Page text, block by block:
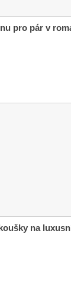
pro pár v
na